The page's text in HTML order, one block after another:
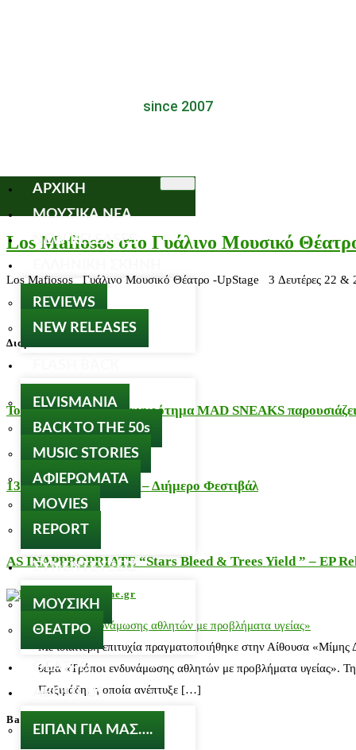
since 2007
ΑΡΧΙΚΗ
ΜΟΥΣΙΚΑ ΝΕΑ
NEW RELEASES
REVIEWS
NEW RELEASES
ELVISMANIA
BACK TO THE 50s
MUSIC STORIES
ΑΦΙΕΡΩΜΑΤΑ
MOVIES
REPORT
ΣΥΝΕΝΤΕΥΞΕΙΣ
ΜΟΥΣΙΚΗ
ΘΕΑΤΡΟ
ΘΕΑΤΡΟ
ABOUT US
ΕΙΠΑΝ ΓΙΑ ΜΑΣ….
Los Mafiosos στο Γυάλινο Μουσικό
Los Mafiosos Γυάλινο Μουσικό Θέατρο -UpStage 3 Δευτέρες 22 &
Διαβάστε…
Το alternative rock συγκρότημα MAD SNEAKS
13 χρόνια Εξαρχειώτης – Διήμερο Φεστιβάλ
AS INAPPROPRIATE “Stars Bleed & Trees Yield ” – EP
nosos-notalone.gr
«Τρόποι ενδυνάμωσης αθλητών με προβλήματα υγείας»
Με ιδιαίτερη επιτυχία πραγματοποιήθηκε στην Αίθουσα
θέμα «Τρόποι ενδυνάμωσης αθλητών με προβλήματα υγείας».
Παξιμάδη, η οποία ανέπτυξε […]
Back to the 50S